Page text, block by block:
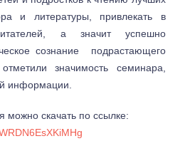
и литературы, привлекать в
а значит успешно
сознание подрастающего
значимость семинара,
информации.
скачать по ссылке: